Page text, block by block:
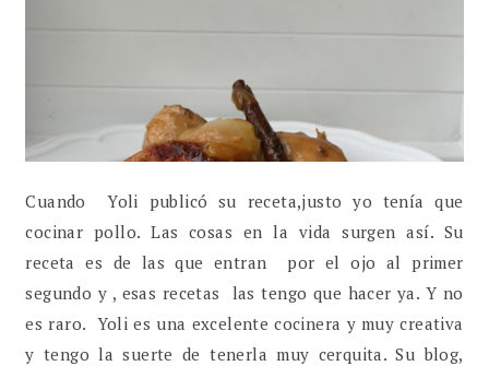
Cuando Yoli publicó su receta,justo yo tenía que
cocinar pollo. Las cosas en la vida surgen así. Su
receta es de las que entran por el ojo al primer
segundo y , esas recetas las tengo que hacer ya. Y no
es raro. Yoli es una excelente cocinera y muy creativa
y tengo la suerte de tenerla muy cerquita. Su blog,